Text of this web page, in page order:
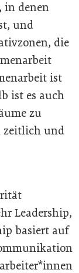
in denen
und
die
ist
ist es auch
zu
zeitlich und
Leadership,
basiert auf